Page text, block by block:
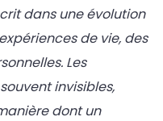
dans une évolution
de vie, des
Les
invisibles,
dont un